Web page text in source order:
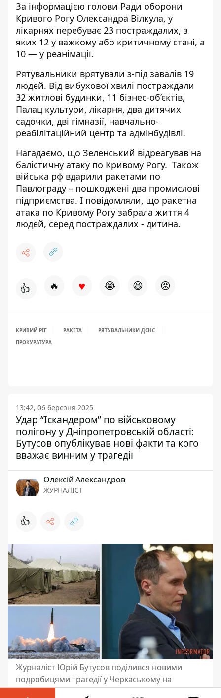
За інформацією голови Ради оборони
Кривого Рогу Олександра Вілкула, у
лікарнях перебуває 23 постраждалих, з
яких 12 у важкому або критичному стані, а
10 — у реанімації.
Рятувальники врятували з-під завалів 19
людей. Від вибухової хвилі постраждали
32 житлові будинки, 11 бізнес-об’єктів,
Палац культури, лікарня, два дитячих
садочки, дві гімназії, навчально-
реабілітаційний центр та адмінбудівлі.
Нагадаємо, що Зеленський відреагував на
балістичну атаку по Кривому Рогу. Також
війська рф вдарили ракетами по
Павлограду – пошкоджені два промислові
підприємства. І повідомляли, що ракетна
атака по Кривому Рогу забрала життя 4
людей, серед постраждалих - дитина.
👍 🔥 ♥ 😭 😆 😡
КРИВИЙ РІГ РАКЕТА
РЯТУВАЛЬНИКИ ДСНС
ПРОКУРАТУРА
13:42, 06 березня 2025
Удар “Іскандером” по військовому
полігону у Дніпропетровській області:
Бутусов опублікував нові факти та кого
вважає винним у трагедії
Олексій Александров
ЖУРНАЛІСТ
👍
Журналіст Юрій Бутусов поділився новими
подробицями трагедії у Черкаському на
війському полігоні, де загинули українські